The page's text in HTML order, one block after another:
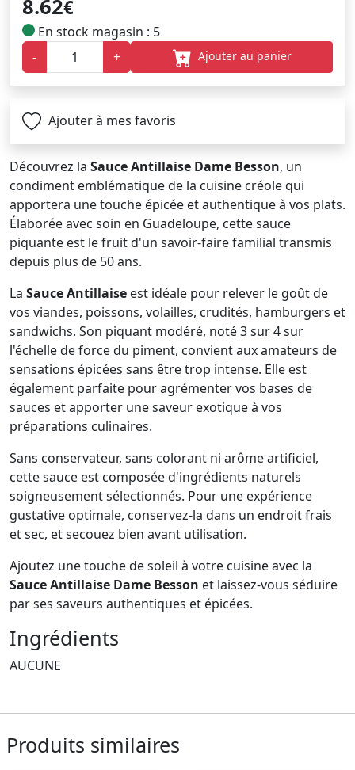
8.62€
En stock magasin : 5
-
+ Ajouter au panier
Ajouter à mes favoris
Découvrez la Sauce Antillaise Dame Besson, un
condiment emblématique de la cuisine créole qui
apportera une touche épicée et authentique à vos plats.
Élaborée avec soin en Guadeloupe, cette sauce
piquante est le fruit d'un savoir-faire familial transmis
depuis plus de 50 ans.
La Sauce Antillaise est idéale pour relever le goût de
vos viandes, poissons, volailles, crudités, hamburgers et
sandwichs. Son piquant modéré, noté 3 sur 4 sur
l'échelle de force du piment, convient aux amateurs de
sensations épicées sans être trop intense. Elle est
également parfaite pour agrémenter vos bases de
sauces et apporter une saveur exotique à vos
préparations culinaires.
Sans conservateur, sans colorant ni arôme artificiel,
cette sauce est composée d'ingrédients naturels
soigneusement sélectionnés. Pour une expérience
gustative optimale, conservez-la dans un endroit frais
et sec, et secouez bien avant utilisation.
Ajoutez une touche de soleil à votre cuisine avec la
Sauce Antillaise Dame Besson et laissez-vous séduire
par ses saveurs authentiques et épicées.
Ingrédients
AUCUNE
Produits similaires